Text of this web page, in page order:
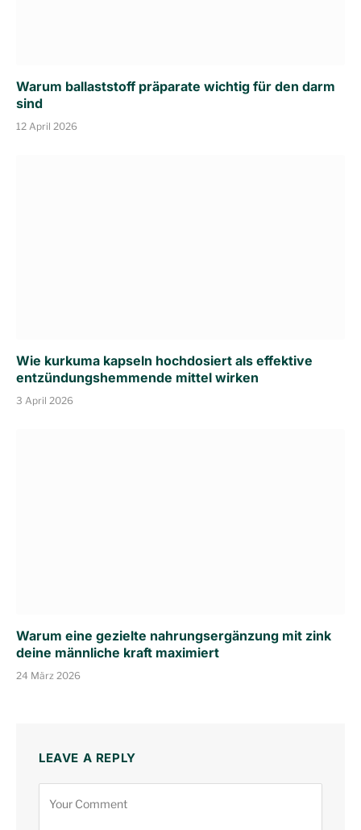
Warum ballaststoff präparate wichtig für den darm
sind
12 April 2026
Wie kurkuma kapseln hochdosiert als effektive
entzündungshemmende mittel wirken
3 April 2026
Warum eine gezielte nahrungsergänzung mit zink
deine männliche kraft maximiert
24 März 2026
LEAVE A REPLY